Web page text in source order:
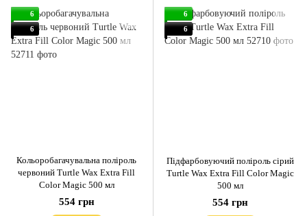
6
6
Кольоробагачувальна поліроль
червоний Turtle Wax Extra Fill
Color Magic 500 мл
554 грн
6
6
Підфарбовуючий поліроль сірий
Turtle Wax Extra Fill Color Magic
500 мл
554 грн